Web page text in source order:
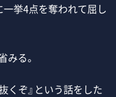
一挙4点を奪われて屈し
みる。
くぞ』という話をした